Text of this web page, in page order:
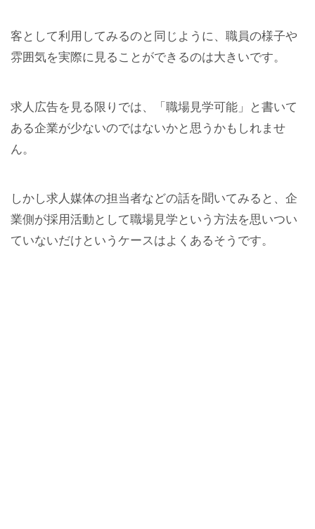
客として利用してみるのと同じように、職員の様子や
雰囲気を実際に見ることができるのは大きいです。
求人広告を見る限りでは、「職場見学可能」と書いて
ある企業が少ないのではないかと思うかもしれませ
ん。
しかし求人媒体の担当者などの話を聞いてみると、企
業側が採用活動として職場見学という方法を思いつい
ていないだけというケースはよくあるそうです。